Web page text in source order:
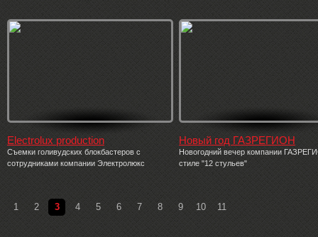
Electrolux production
Съемки голивудских блокбастеров с
сотрудниками компании Электролюкс
Новый год ГАЗРЕГИОН
Новогодний вечер компании
стиле "12 стульев"
1 2 3 4 5 6 7 8 9 10 11